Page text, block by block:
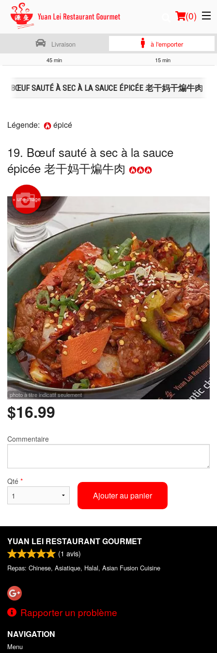
(0)
Emplacement
Français
Inscription
Panier (0)
Rechercher
Livraison à l'emporter
45 min 15 min
BŒUF SAUTÉ À SEC À LA SAUCE ÉPICÉE 老干妈干煸牛肉
Légende: épicé
19. Bœuf sauté à sec à la sauce
épicée 老干妈干煸牛肉
+ une image
photo à titre indicatif seulement
$16.99
Commentaire
Qté *
Ajouter au panier
YUAN LEI RESTAURANT GOURMET
(1 avis)
Repas: Chinese, Asiatique, Halal, Asian Fusion Cuisine
Rapporter un problème
NAVIGATION
Menu